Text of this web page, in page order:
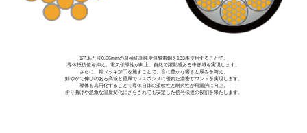
1芯あたり0.06mmの超極細高純度無酸素銅を133本使用することで、
導体抵抗値を抑え、電気伝導性が向上。自然で躍動感ある中低域を実現します。
さらに、錫メッキ加工を施すことで、音に豊かな響きと厚みを与え、
鮮やかで伸びのある高域と重厚でレスポンスに優れた濃密サウンドを実現します。
導体を真円化することで導体自体の柔軟性と耐久性が飛躍的に向上。
折り曲げや急激な温度変化にさらされても安定した信号伝達の役割を果たします。